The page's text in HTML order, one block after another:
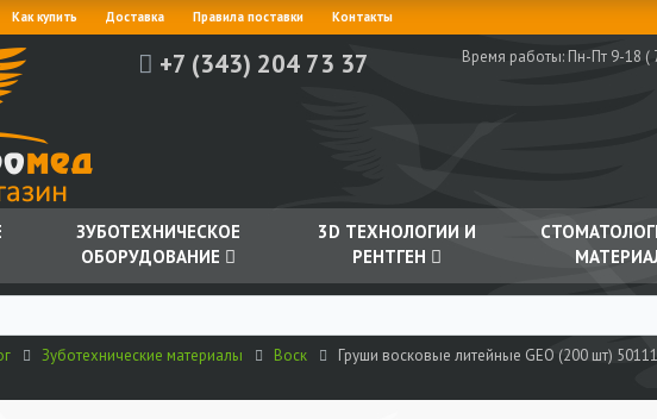
Как купить Доставка Правила поставки Контакты
+7 (343) 204 73 37 Время работы:Пн-Пт 9-18 (
ЗУБОТЕХНИЧЕСКОЕ
ОБОРУДОВАНИЕ
3D ТЕХНОЛОГИИ И
РЕНТГЕН
Зуботехнические материалы Воск Груши восковые литейные GEO (200 шт)